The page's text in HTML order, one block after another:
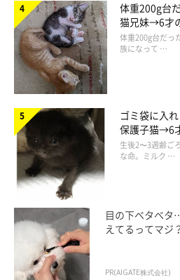
体重200g台
猫兄妹→6才
ほっこり！
体重200g台だっ
族になって …
ゴミ袋に入
保護子猫→6
美しい黒猫
生後2〜3週齢ご
な命。ミルク …
目の下ベタベタ
えてるってマジ
PR(AIGATE株式会社)